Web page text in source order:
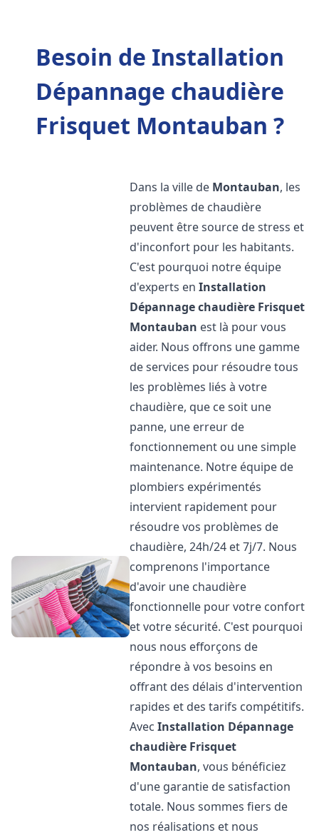
Besoin de Installation
Dépannage chaudière
Frisquet Montauban ?
Dans la ville de Montauban, les
problèmes de chaudière
peuvent être source de stress et
d'inconfort pour les habitants.
C'est pourquoi notre équipe
d'experts enInstallation
Dépannage chaudière Frisquet
Montauban est là pour vous
aider. Nous offrons une gamme
de services pour résoudre tous
les problèmes liés à votre
chaudière, que ce soit une
panne, une erreur de
fonctionnement ou une simple
maintenance. Notre équipe de
plombiers expérimentés
intervient rapidement pour
résoudre vos problèmes de
chaudière, 24h/24 et 7j/7. Nous
comprenons l'importance
d'avoir une chaudière
fonctionnelle pour votre confort
et votre sécurité. C'est pourquoi
nous nous efforçons de
répondre à vos besoins en
offrant des délais d'intervention
rapides et des tarifs compétitifs.
AvecInstallation Dépannage
chaudière Frisquet
Montauban, vous bénéficiez
d'une garantie de satisfaction
totale. Nous sommes fiers de
nos réalisations et nous